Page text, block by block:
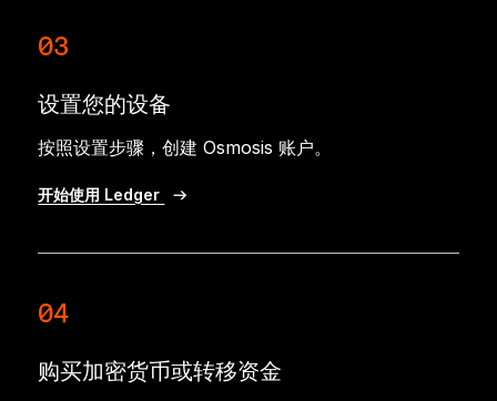
03
设置您的设备
按照设置步骤，创建 Osmosis 账户。
开始使用 Ledger
04
购买加密货币或转移资金